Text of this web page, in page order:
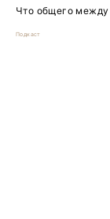
Что общего
Подкаст